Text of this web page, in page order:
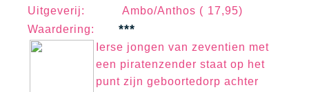
Uitgeverij: Ambo/Anthos ( 17,95)
Waardering: ***
Ierse jongen van zeventien met
een piratenzender staat op het
punt zijn geboortedorp achter